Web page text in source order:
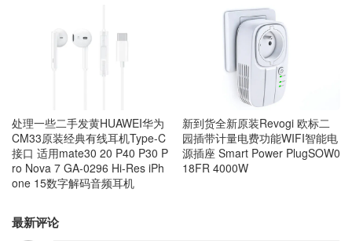
处理一些二手发黄HUAWEI华为
CM33原装经典有线耳机Type-C
接口 适用mate30 20 P40 P30 P
ro Nova 7 GA-0296 Hi-Res iPh
one 15数字解码音频耳机
新到货全新原装Revogi 欧标二
园插带计量电费功能WIFI智能电
源插座 Smart Power PlugSOW0
18FR 4000W
最新评论